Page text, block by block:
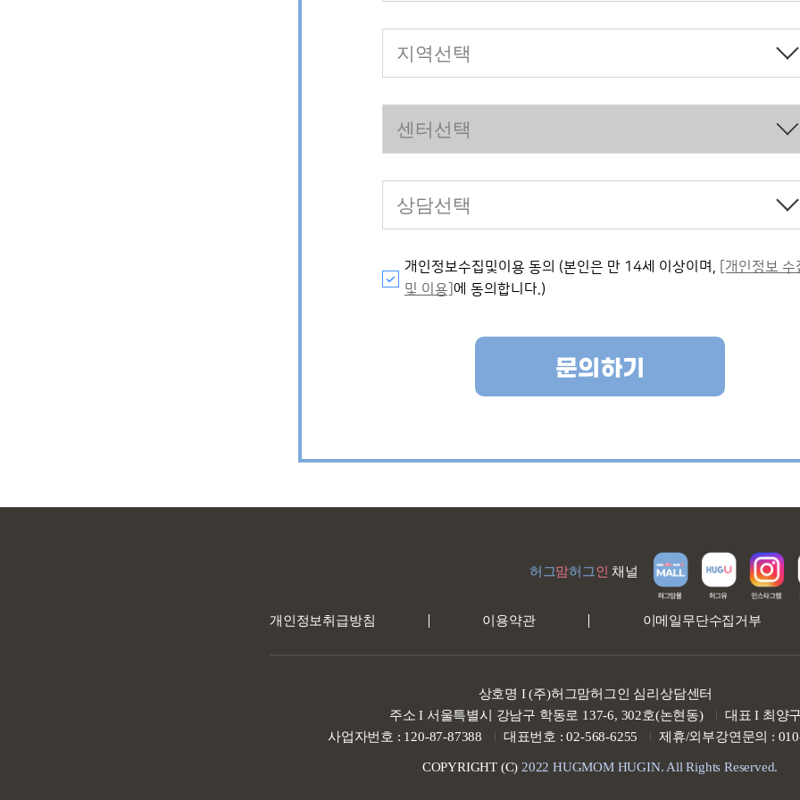
개인정보수집및이용 동의 (본인은 만 14세 이상이며,
[개인정보 수
및 이용] 에 동의합니다.)
문의하기
허그맘허그인 채널
개인정보취급방침 이용약관 이메일무단수집거부
상호명 I (주)허그맘허그인 심리상담센터
주소 I 서울특별시 강남구 학동로 137-6, 302호(논현동)
대표 I 최양
사업자번호 : 120-87-87388
대표번호 : 02-568-6255 제휴/외부강연문의 :
COPYRIGHT (C) 2022 HUGMOM HUGIN. All Rights Reserved.